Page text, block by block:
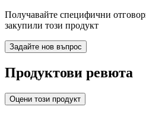
Получавайте специфични
закупили този продукт
Задайте нов въпрос
Продуктови ревюта
Оцени този продукт